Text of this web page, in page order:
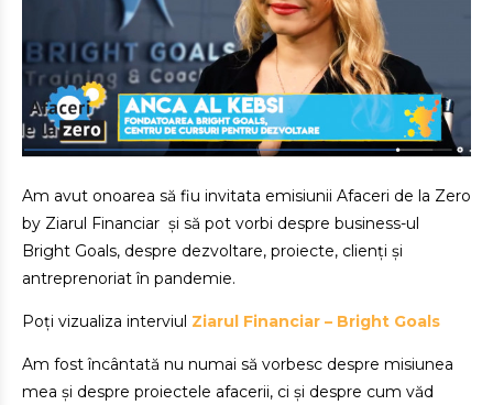
Am avut onoarea să fiu invitata emisiunii Afaceri de la Zero
by Ziarul Financiar și să pot vorbi despre business-ul
Bright Goals, despre dezvoltare, proiecte, clienți și
antreprenoriat în pandemie.
Poți vizualiza interviul Ziarul Financiar – Bright Goals
Am fost încântată nu numai să vorbesc despre misiunea
mea și despre proiectele afacerii, ci și despre cum văd